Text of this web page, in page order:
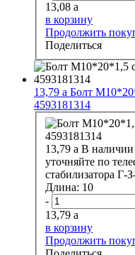
13,08 a
в корзину
Продолжить
Поделиться
13,79 a Болт
4593181314
13,79 a В наличии
уточняйте по
Длина: 10
-
13,79 a
в корзину
Продолжить